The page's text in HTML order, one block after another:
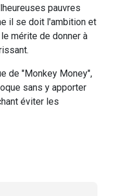
pauvres
il se doit l'ambition et
mérite de donner à
de "Monkey Money",
sans y apporter
éviter les